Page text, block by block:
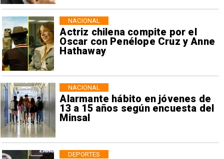
Actriz chilena compite por el
Oscar con Penélope Cruz y Anne
Hathaway
NACIONAL
Alarmante hábito en jóvenes de
13 a 15 años según encuesta del
Minsal
NACIONAL
DEPORTES